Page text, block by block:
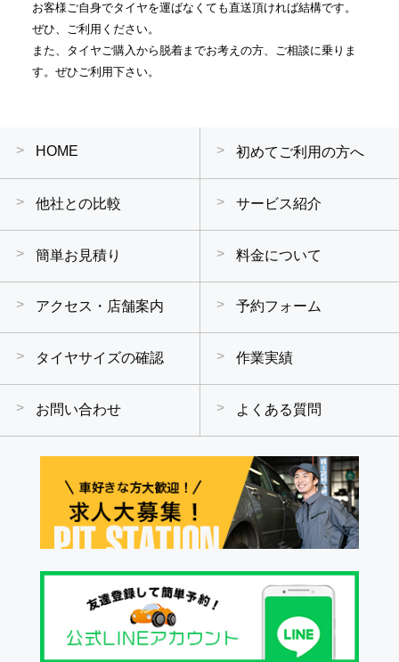
お客様ご自身でタイヤを運ばなくても直送頂ければ結構です。
ぜひ、ご利用ください。
また、タイヤご購入から脱着までお考えの方、ご相談に乗りま
す。ぜひご利用下さい。
HOME 初めてご利用の方へ
他社との比較 サービス紹介
簡単お見積り 料金について
アクセス・店舗案内 予約フォーム
タイヤサイズの確認 作業実績
お問い合わせ よくある質問